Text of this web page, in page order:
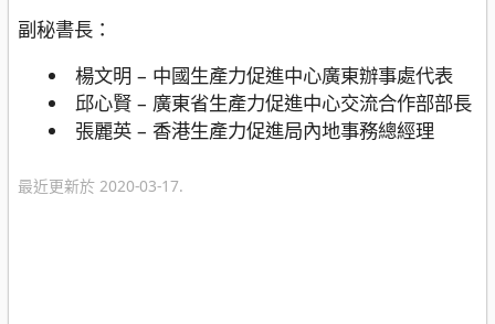
副秘書長：
楊文明 – 中國生產力促進中心廣東辦事處代表
邱心賢 – 廣東省生產力促進中心交流合作部部長
張麗英 – 香港生產力促進局內地事務總經理
最近更新於 2020-03-17.